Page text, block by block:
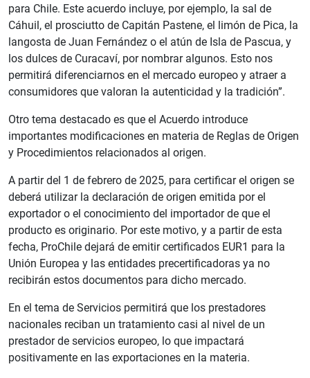
para Chile. Este acuerdo incluye, por ejemplo, la sal de
Cáhuil, el prosciutto de Capitán Pastene, el limón de Pica, la
langosta de Juan Fernández o el atún de Isla de Pascua, y
los dulces de Curacaví, por nombrar algunos. Esto nos
permitirá diferenciarnos en el mercado europeo y atraer a
consumidores que valoran la autenticidad y la tradición”.
Otro tema destacado es que el Acuerdo introduce
importantes modificaciones en materia de Reglas de Origen
y Procedimientos relacionados al origen.
A partir del 1 de febrero de 2025, para certificar el origen se
deberá utilizar la declaración de origen emitida por el
exportador o el conocimiento del importador de que el
producto es originario. Por este motivo, y a partir de esta
fecha, ProChile dejará de emitir certificados EUR1 para la
Unión Europea y las entidades precertificadoras ya no
recibirán estos documentos para dicho mercado.
En el tema de Servicios permitirá que los prestadores
nacionales reciban un tratamiento casi al nivel de un
prestador de servicios europeo, lo que impactará
positivamente en las exportaciones en la materia.